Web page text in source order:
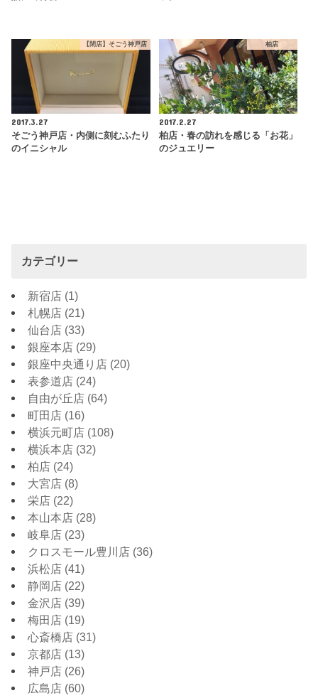
【閉店】そごう神戸店
2017.3.27
そごう神戸店・内側に刻むふたり
のイニシャル
柏店
2017.2.27
柏店・春の訪れを感じる「お花」
のジュエリー
カテゴリー
新宿店 (1)
札幌店 (21)
仙台店 (33)
銀座本店 (29)
銀座中央通り店 (20)
表参道店 (24)
自由が丘店 (64)
町田店 (16)
横浜元町店 (108)
横浜本店 (32)
柏店 (24)
大宮店 (8)
栄店 (22)
本山本店 (28)
岐阜店 (23)
クロスモール豊川店 (36)
浜松店 (41)
静岡店 (22)
金沢店 (39)
梅田店 (19)
心斎橋店 (31)
京都店 (13)
神戸店 (26)
広島店 (60)